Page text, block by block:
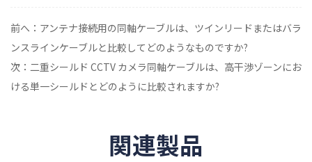
前へ：アンテナ接続用の同軸ケーブルは、ツインリードまたはバラ
ンスラインケーブルと比較してどのようなものですか?
次：二重シールド CCTV カメラ同軸ケーブルは、高干渉ゾーンにお
ける単一シールドとどのように比較されますか?
関連製品